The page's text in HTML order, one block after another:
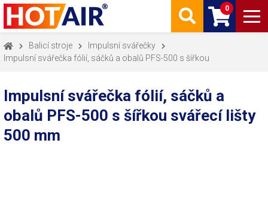
0
Balicí stroje
Impulsní svářečky
Impulsní svářečka fólií, sáčků a obalů PFS-500 s šířkou
Impulsní svářečka fólií, sáčků a
obalů PFS-500 s šířkou svářecí lišty
500 mm